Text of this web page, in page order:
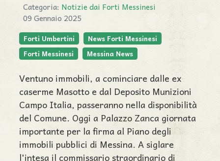
Categoria: Notizie dai Forti Messinesi
09 Gennaio 2025
Forti Umbertini
News Forti Messinesi
Forti Messinesi
Messina News
Ventuno immobili, a cominciare dalle ex
caserme Masotto e dal Deposito Munizioni
Campo Italia, passeranno nella disponibilità
del Comune. Oggi a Palazzo Zanca giornata
importante per la firma al Piano degli
immobili pubblici di Messina. A siglare
l'intesa il commissario straordinario di